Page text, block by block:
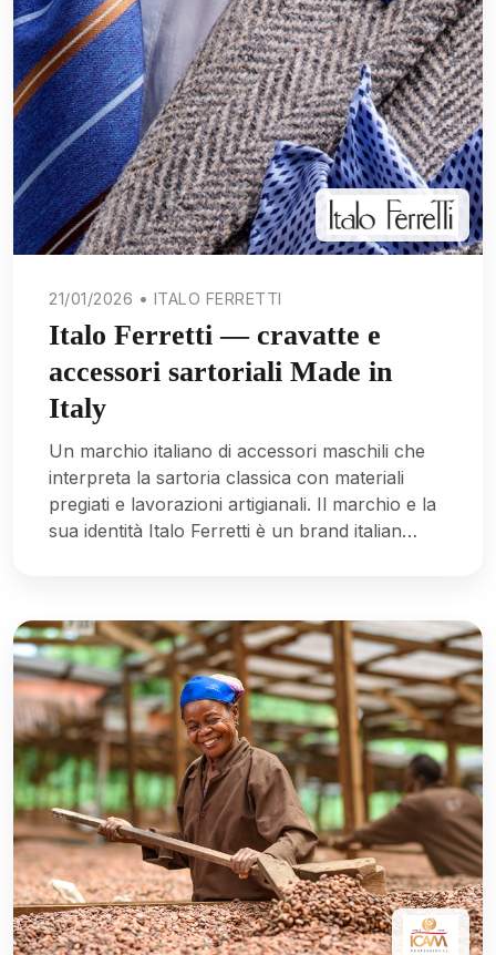
21/01/2026 • ITALO FERRETTI
Italo Ferretti — cravatte e
accessori sartoriali Made in
Italy
Un marchio italiano di accessori maschili che
interpreta la sartoria classica con materiali
pregiati e lavorazioni artigianali. Il marchio e la
sua identità Italo Ferretti è un brand italian…